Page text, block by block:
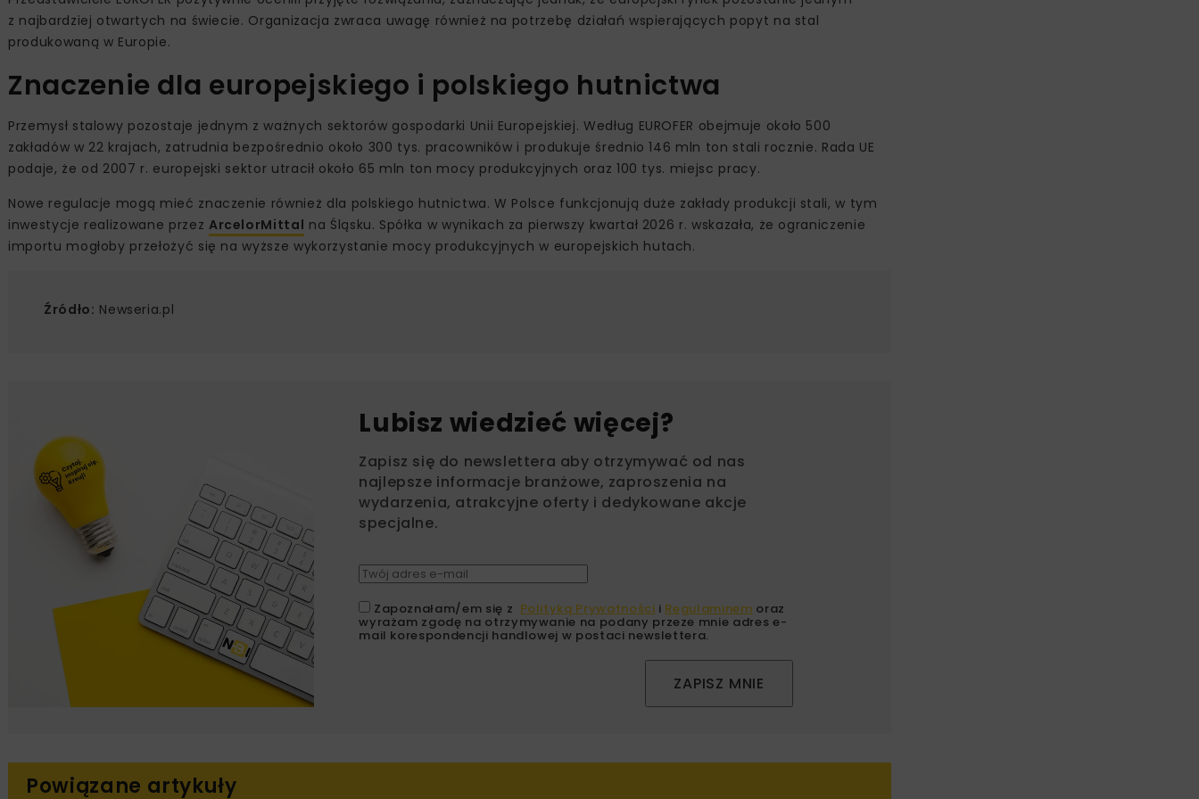
z najbardziej otwartych na świecie. Organizacja zwraca uwagę również na potrzebę działań wspierających popyt na stal
produkowaną w Europie.
Znaczenie dla europejskiego i polskiego hutnictwa
Przemysł stalowy pozostaje jednym z ważnych sektorów gospodarki Unii Europejskiej. Według EUROFER obejmuje około 500
zakładów w 22 krajach, zatrudnia bezpośrednio około 300 tys. pracowników i produkuje średnio 146 mln ton stali rocznie. Rada UE
podaje, że od 2007 r. europejski sektor utracił około 65 mln ton mocy produkcyjnych oraz 100 tys. miejsc pracy.
Nowe regulacje mogą mieć znaczenie również dla polskiego hutnictwa. W Polsce funkcjonują duże zakłady produkcji stali, w tym
inwestycje realizowane przez ArcelorMittal na Śląsku. Spółka w wynikach za pierwszy kwartał 2026 r. wskazała, że ograniczenie
importu mogłoby przełożyć się na wyższe wykorzystanie mocy produkcyjnych w europejskich hutach.
Źródło: Newseria.pl
Lubisz wiedzieć więcej?
Zapisz się do newslettera aby otrzymywać od nas
najlepsze informacje branżowe, zaproszenia na
wydarzenia, atrakcyjne oferty i dedykowane akcje
specjalne.
Zapoznałam/em się z Polityką Prywatności i Regulaminem oraz
wyrażam zgodę na otrzymywanie na podany przeze mnie adres e-
mail korespondencji handlowej w postaci newslettera.
ZAPISZ MNIE
Powiązane artykuły